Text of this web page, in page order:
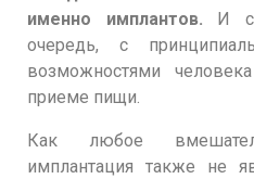
именно имплантов. И
очередь, с
возможностями
приеме пищи.
Как любое
имплантация также не